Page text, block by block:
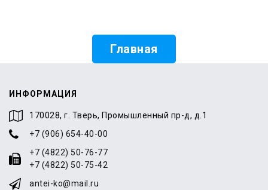
Главная
ИНФОРМАЦИЯ
170028, г. Тверь, Промышленный пр-д, д.1
+7 (906) 654-40-00
+7 (4822) 50-76-77
+7 (4822) 50-75-42
antei-ko@mail.ru